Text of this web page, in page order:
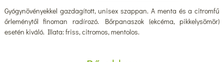
Gyógynövényekkel gazdagított, unisex szappan. A menta és a citromfű
őrleménytől finoman radírozó. Bőrpanaszok (ekcéma, pikkelysömör)
esetén kiváló. Illata: friss, citromos, mentolos.